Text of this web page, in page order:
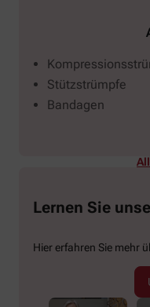
Stützstrümpfe
Bandagen
Lernen Sie
Hier erfahren Sie mehr